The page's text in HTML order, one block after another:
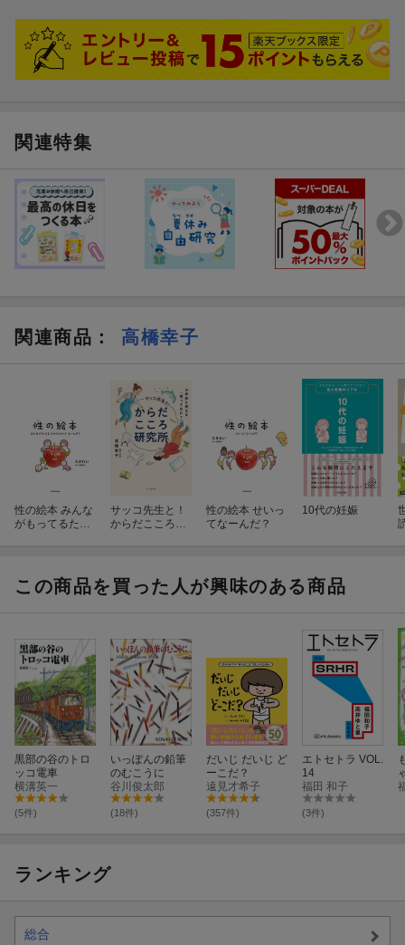
関連特集
関連商品 ： 高橋幸子
性の絵本 みんな
がもってるたか
サッコ先生と！
からだこころ研
性の絵本 せいっ
てなーんだ？
10代の妊娠
この商品を買った人が興味のある商品
黒部の谷のトロ
ッコ電車
横溝英一
(5件)
いっぽんの鉛筆
のむこうに
谷川俊太郎
(18件)
だいじ だいじ ど
ーこだ？
遠見才希子
(357件)
エトセトラ VOL.
14
福田 和子
(3件)
ランキング
総合